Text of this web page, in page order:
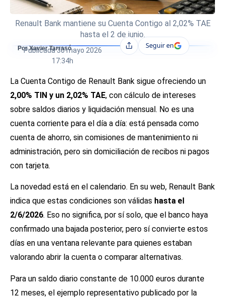
Renault Bank mantiene su Cuenta Contigo al 2,02% TAE
hasta el 2 de junio.
Por Xavier Tarrasó
Publicada30 mayo 2026
17:34h
CompartirSeguir en
La Cuenta Contigo de Renault Bank sigue ofreciendo un
2,00% TIN y un 2,02% TAE, con cálculo de intereses
sobre saldos diarios y liquidación mensual. No es una
cuenta corriente para el día a día: está pensada como
cuenta de ahorro, sin comisiones de mantenimiento ni
administración, pero sin domiciliación de recibos ni pagos
con tarjeta.
La novedad está en el calendario. En su web, Renault Bank
indica que estas condiciones son válidas hasta el
2/6/2026. Eso no significa, por sí solo, que el banco haya
confirmado una bajada posterior, pero sí convierte estos
días en una ventana relevante para quienes estaban
valorando abrir la cuenta o comparar alternativas.
Para un saldo diario constante de 10.000 euros durante
12 meses, el ejemplo representativo publicado por la